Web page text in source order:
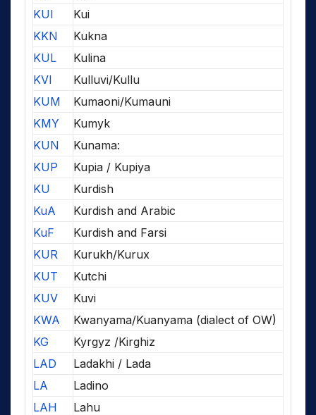
KUI
Kui
KKN
Kukna
KUL
Kulina
KVI
Kulluvi/Kullu
KUM
Kumaoni/Kumauni
KMY
Kumyk
KUN
Kunama:
KUP
Kupia / Kupiya
KU
Kurdish
KuA
Kurdish and Arabic
KuF
Kurdish and Farsi
KUR
Kurukh/Kurux
KUT
Kutchi
KUV
Kuvi
KWA
Kwanyama/Kuanyama (dialect of OW)
KG
Kyrgyz /Kirghiz
LAD
Ladakhi / Lada
LA
Ladino
LAH
Lahu